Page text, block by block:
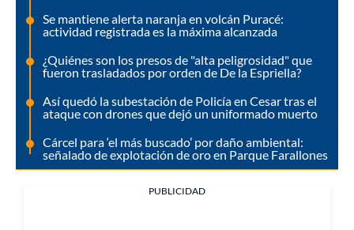
Se mantiene alerta naranja en volcán Puracé:
actividad registrada es la máxima alcanzada
¿Quiénes son los presos de "alta peligrosidad" que
fueron trasladados por orden de De la Espriella?
Así quedó la subestación de Policía en Cesar tras el
ataque con drones que dejó un uniformado muerto
Cárcel para ‘el más buscado’ por daño ambiental:
señalado de explotación de oro en Parque Farallones
PUBLICIDAD